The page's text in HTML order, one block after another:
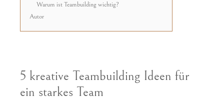
Warum ist Teambuilding wichtig?
Autor
5 kreative Teambuilding Ideen für
ein starkes Team